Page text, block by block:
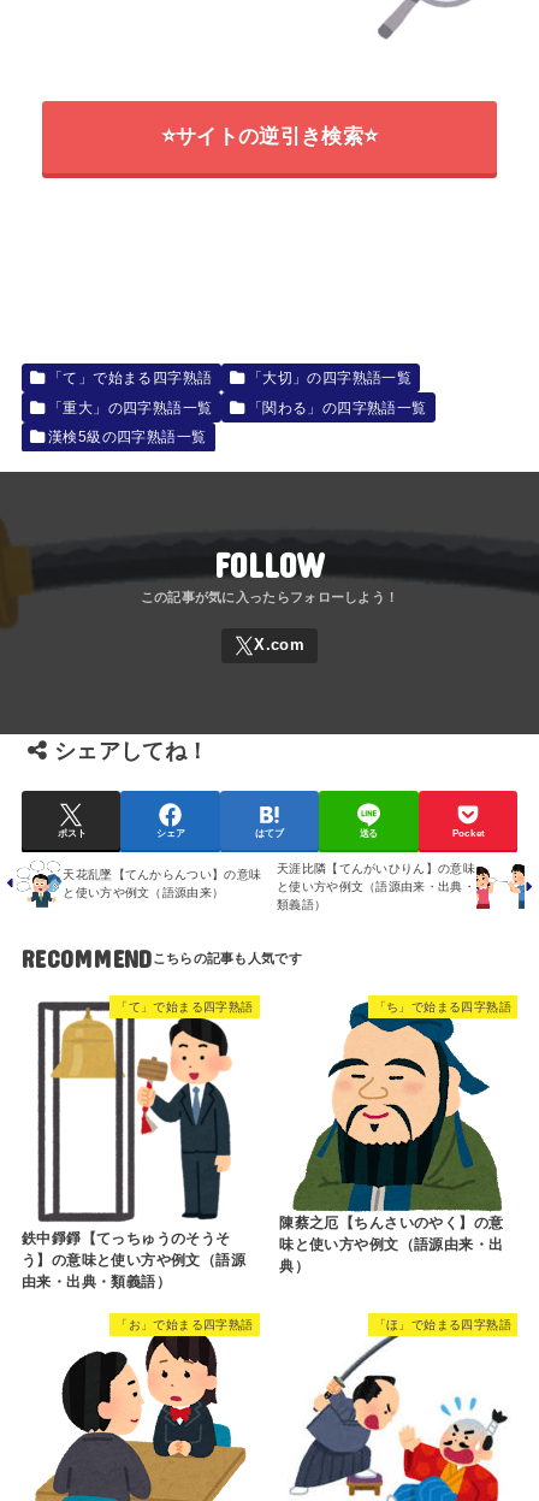
⭐サイトの逆引き検索⭐
「て」で始まる四字熟語
「大切」の四字熟語一覧
「重大」の四字熟語一覧
「関わる」の四字熟語一覧
漢検5級の四字熟語一覧
FOLLOW
シェアしてね！
ポスト シェア はてブ 送る Pocket
天花乱墜【てんからんつい】の意味
と使い方や例文（語源由来）
天涯比隣【てんがいひりん】の意味
と使い方や例文（語源由来・出典・
類義語）
RECOMMEND
「て」で始まる四字熟語
鉄中錚錚【てっちゅうのそうそ
う】の意味と使い方や例文（語源
由来・出典・類義語）
「ち」で始まる四字熟語
陳蔡之厄【ちんさいのやく】の意
味と使い方や例文（語源由来・出
典）
「お」で始まる四字熟語 「ほ」で始まる四字熟語